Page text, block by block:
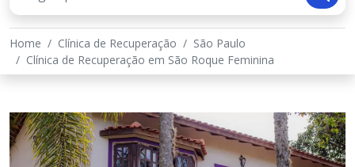
Home Clínica de Recuperação
São Paulo
Clínica de Recuperação em São Roque Feminina